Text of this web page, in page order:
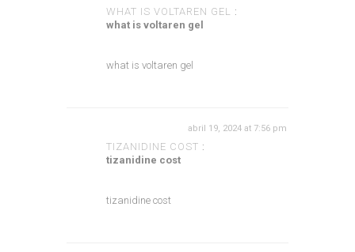
WHAT IS VOLTAREN GEL :
what is voltaren gel
what is voltaren gel
TIZANIDINE COST :
abril 19, 2024 at 7:56 pm
tizanidine cost
tizanidine cost